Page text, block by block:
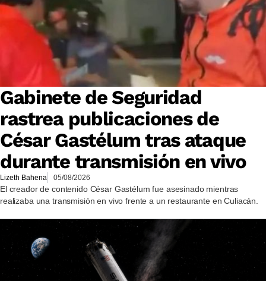
Gabinete de Seguridad
rastrea publicaciones de
César Gastélum tras ataque
durante transmisión en vivo
Lizeth Bahena 05/08/2026
El creador de contenido César Gastélum fue asesinado mientras
realizaba una transmisión en vivo frente a un restaurante en Culiacán.